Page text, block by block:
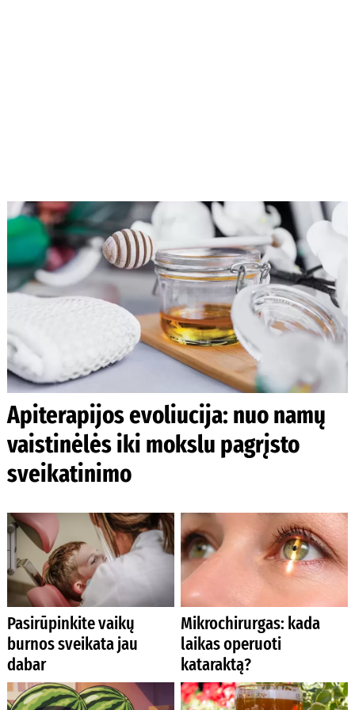
Apiterapijos evoliucija: nuo namų
vaistinėlės iki mokslu pagrįsto
sveikatinimo
Pasirūpinkite vaikų
burnos sveikata jau
dabar
Mikrochirurgas: kada
laikas operuoti
kataraktą?